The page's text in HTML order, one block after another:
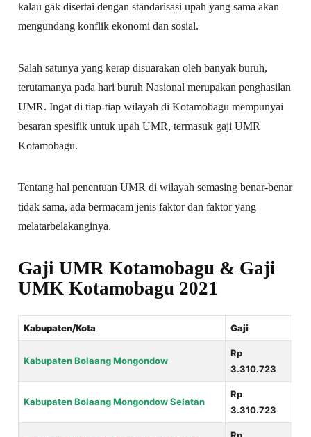
kalau gak disertai dengan standarisasi upah yang sama akan
mengundang konflik ekonomi dan sosial.
Salah satunya yang kerap disuarakan oleh banyak buruh,
terutamanya pada hari buruh Nasional merupakan penghasilan
UMR. Ingat di tiap-tiap wilayah di Kotamobagu mempunyai
besaran spesifik untuk upah UMR, termasuk gaji UMR
Kotamobagu.
Tentang hal penentuan UMR di wilayah semasing benar-benar
tidak sama, ada bermacam jenis faktor dan faktor yang
melatarbelakanginya.
Gaji UMR Kotamobagu & Gaji
UMK Kotamobagu 2021
Kabupaten/Kota Gaji
Kabupaten Bolaang Mongondow
Rp
3.310.723
Kabupaten Bolaang Mongondow Selatan
Rp
3.310.723